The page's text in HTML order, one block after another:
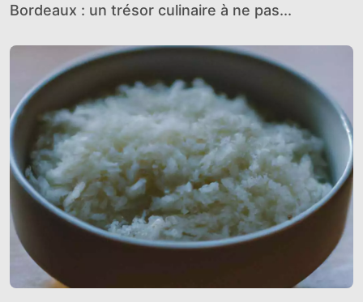
Bordeaux : un trésor culinaire à ne pas...